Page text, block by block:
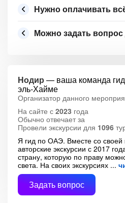
Нужно оплачивать
Можно задать
Нодир — ваша команда
эль-Хайме
Организатор данного
На сайте с 2023 года
Обычно отвечает за
Провели экскурсии для 1096
Я гид по ОАЭ. Вместе со своей
авторские экскурсии с 2017
страну, которую по праву
света. На своих экскурсиях
Задать вопрос